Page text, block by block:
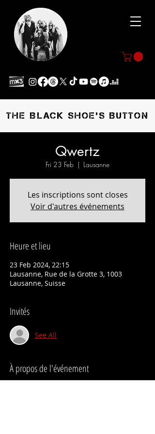
THE BLACK SHOE'S BUTTON
Qwertz
Fri 23 Feb
  |
Lausanne
Les inscriptions sont closes
Voir d'autres événements
Heure et lieu
23 Feb 2024, 22:15
Lausanne, Rue de la Grotte 3, 1003
Lausanne, Suisse
Invités
See All
À propos de l'événement